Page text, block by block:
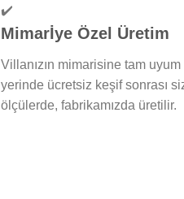
✔️
Mimarİye Özel Üretim
Villanızın mimarisine tam
yerinde ücretsiz keşif sonrası
ölçülerde, fabrikamızda üretilir.